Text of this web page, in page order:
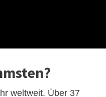
weltweit. Über 37